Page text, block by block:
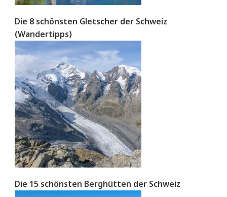
Die 8 schönsten Gletscher der Schweiz
(Wandertipps)
Die 15 schönsten Berghütten der Schweiz